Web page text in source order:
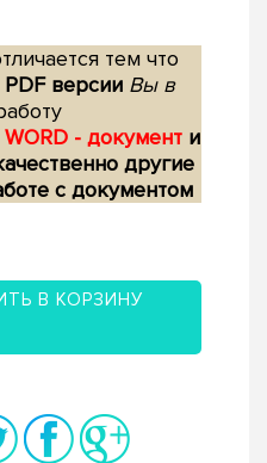
тем что
версии Вы в
- документ и
другие
с документом
В КОРЗИНУ